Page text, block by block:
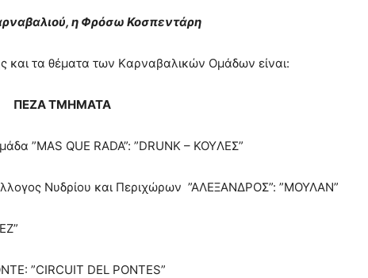
η Φρόσω Κοσπεντάρη
και τα θέματα των Kαρναβαλικών Oμάδων είναι:
ΠΕΖΑ ΤΜΗΜΑΤΑ
”MAS QUE RADA”: ”DRUNK – KOYΛΕΣ”
Νυδρίου και Περιχώρων ”ΑΛΕΞΑΝΔΡΟΣ”: ”ΜΟΥΛΑΝ”
”CIRCUIT DEL PONTES”